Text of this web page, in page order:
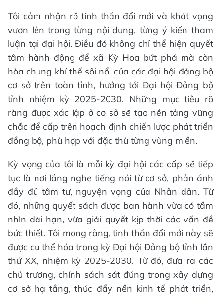
Tôi cảm nhận rõ tinh thần đổi mới và khát vọng
vươn lên trong từng nội dung, từng ý kiến tham
luận tại đại hội. Điều đó không chỉ thể hiện quyết
tâm hành động để xã Kỳ Hoa bứt phá mà còn
hòa chung khí thế sôi nổi của các đại hội đảng bộ
cơ sở trên toàn tỉnh, hướng tới Đại hội Đảng bộ
tỉnh nhiệm kỳ 2025-2030. Những mục tiêu rõ
ràng được xác lập ở cơ sở sẽ tạo nền tảng vững
chắc để cấp trên hoạch định chiến lược phát triển
đồng bộ, phù hợp với đặc thù từng vùng miền.
Kỳ vọng của tôi là mỗi kỳ đại hội các cấp sẽ tiếp
tục là nơi lắng nghe tiếng nói từ cơ sở, phản ánh
đầy đủ tâm tư, nguyện vọng của Nhân dân. Từ
đó, những quyết sách được ban hành vừa có tầm
nhìn dài hạn, vừa giải quyết kịp thời các vấn đề
bức thiết. Tôi mong rằng, tinh thần đổi mới này sẽ
được cụ thể hóa trong kỳ Đại hội Đảng bộ tỉnh lần
thứ XX, nhiệm kỳ 2025-2030. Từ đó, đưa ra các
chủ trương, chính sách sát đúng trong xây dựng
cơ sở hạ tầng, thúc đẩy nền kinh tế phát triển,